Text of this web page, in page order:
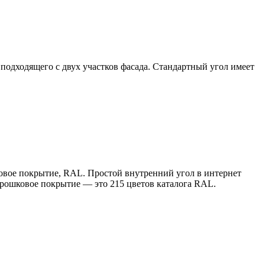
с двух участков фасада. Стандартный угол имеет
покрытие, RAL. Простой внутренний угол в интернет
покрытие — это 215 цветов каталога RAL.